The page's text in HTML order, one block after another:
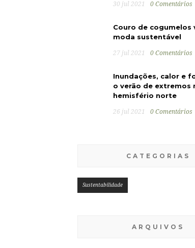
30 jul 2021 0 Comentários
Couro de cogumelos
moda sustentável
27 jul 2021 0 Comentários
Inundações, calor e
o verão de extremos
hemisfério norte
26 jul 2021 0 Comentários
CATEGORIAS
Sustentabilidade
ARQUIVOS